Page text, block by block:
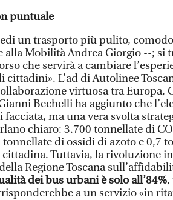
puntuale
un trasporto più pulito,
alla Mobilità Andrea Giorgio --; si
che servirà a cambiare
L’ad di Autolinee
virtuosa tra Europa,
Bechelli ha aggiunto che
facciata, ma una vera svolta
chiaro: 3.700 tonnellate di
tonnellate di ossidi di azoto e 0,7
Tuttavia, la rivoluzione
Regione Toscana
dei bus urbani è solo all’84%,
a un servizio «in